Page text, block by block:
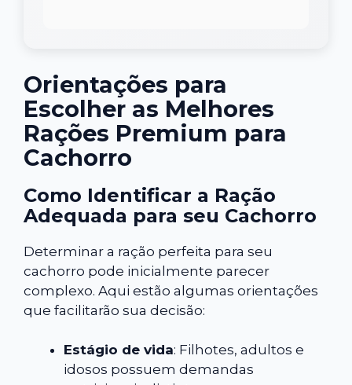
Orientações para
Escolher as Melhores
Rações Premium para
Cachorro
Como Identificar a Ração
Adequada para seu Cachorro
Determinar a ração perfeita para seu
cachorro pode inicialmente parecer
complexo. Aqui estão algumas orientações
que facilitarão sua decisão:
Estágio de vida: Filhotes, adultos e
idosos possuem demandas